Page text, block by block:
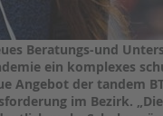
Beratungs-und
ein komplexes
Angebot der tandem
im Bezirk.